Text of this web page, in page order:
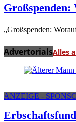
Großspenden:
„Großspenden:
AdvertorialsAlles
ANZEIGE -